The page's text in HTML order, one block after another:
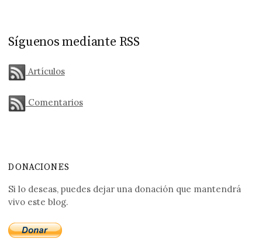
Síguenos mediante RSS
Artículos
Comentarios
DONACIONES
Si lo deseas, puedes dejar una donación que mantendrá
vivo este blog.